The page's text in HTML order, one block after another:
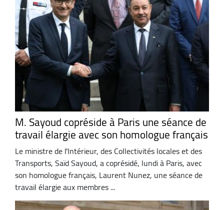
M. Sayoud copréside à Paris une séance de
travail élargie avec son homologue français
Le ministre de l'Intérieur, des Collectivités locales et des
Transports, Saïd Sayoud, a coprésidé, lundi à Paris, avec
son homologue français, Laurent Nunez, une séance de
travail élargie aux membres ...